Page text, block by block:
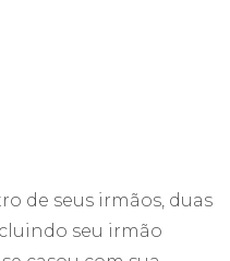
de seus irmãos, duas
seu irmão